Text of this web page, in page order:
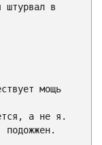
штурвал в
мощь
а не я.